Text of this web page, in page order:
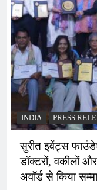
INDIA PRESS
सुरीत इवेंट्स
डॉक्टरों, वकीलों
अवॉर्ड से किया